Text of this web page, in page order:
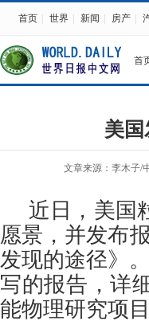
首页 世界 新闻 房产
首
美
文章来源：李木子/
近日，美国
愿景，并发布
发现的途径》
写的报告，详
能物理研究项目